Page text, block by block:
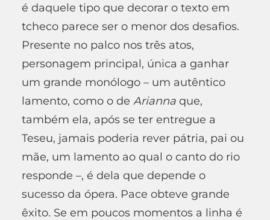
é daquele tipo que decorar o texto em
tcheco parece ser o menor dos desafios.
Presente no palco nos três atos,
personagem principal, única a ganhar
um grande monólogo – um autêntico
lamento, como o de Arianna que,
também ela, após se ter entregue a
Teseu, jamais poderia rever pátria, pai ou
mãe, um lamento ao qual o canto do rio
responde –, é dela que depende o
sucesso da ópera. Pace obteve grande
êxito. Se em poucos momentos a linha é